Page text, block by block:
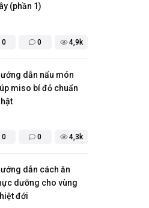
0 0 4,9k
(phần 1)
0 0 4,3k
dẫn nấu món
miso bí đỏ chuẩn
dẫn cách ăn
dưỡng cho vùng
đới